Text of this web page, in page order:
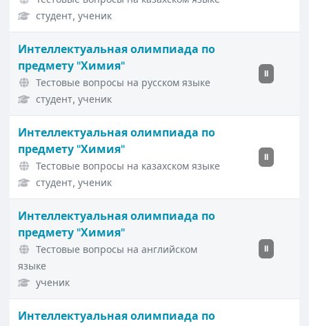
студент, ученик
Интеллектуальная олимпиада по
предмету "Химия"
Тестовые вопросы на русском языке
студент, ученик
II
Интеллектуальная олимпиада по
предмету "Химия"
Тестовые вопросы на казахском языке
студент, ученик
II
Интеллектуальная олимпиада по
предмету "Химия"
Тестовые вопросы на английском
языке
ученик
II
Интеллектуальная олимпиада по